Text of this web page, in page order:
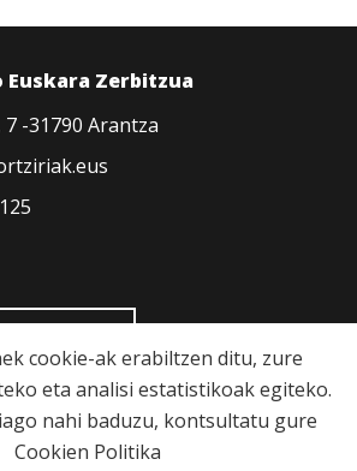
Zerbitzua
-31790 Arantza
cookie-ak erabiltzen ditu, zure
eta analisi estatistikoak egiteko.
nahi baduzu, kontsultatu gure
Cookien Politika